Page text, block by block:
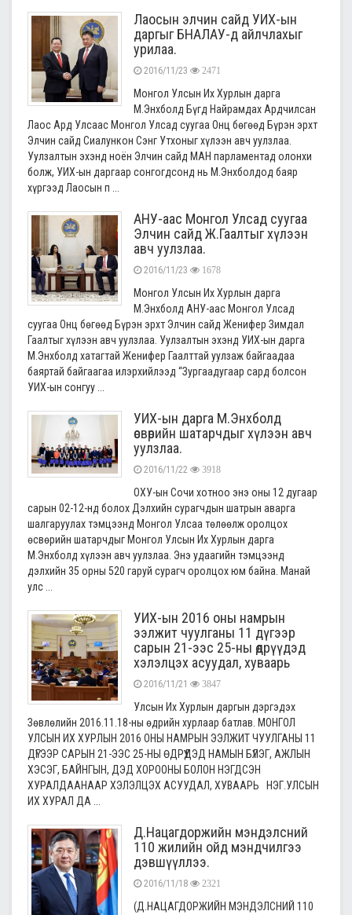
Лаосын элчин сайд УИХ-ын
даргыг БНАЛАУ-д айлчлахыг
урилаа.
2016/11/23 2471
Монгол Улсын Их Хурлын дарга
М.Энхболд Бүгд Найрамдах Ардчилсан
Лаос Ард Улсаас Монгол Улсад суугаа Онц бөгөөд Бүрэн эрхт
Элчин сайд Сиалункон Сэнг Утхоныг хүлээн авч уулзлаа.
Уулзалтын эхэнд ноён Элчин сайд МАН парламентад олонхи
болж, УИХ-ын даргаар сонгогдсонд нь М.Энхболдод баяр
хүргээд Лаосын п ...
АНУ-аас Монгол Улсад суугаа
Элчин сайд Ж.Гаалтыг хүлээн
авч уулзлаа.
2016/11/23 1678
Монгол Улсын Их Хурлын дарга
М.Энхболд АНУ-аас Монгол Улсад
суугаа Онц бөгөөд Бүрэн эрхт Элчин сайд Женифер Зимдал
Гаалтыг хүлээн авч уулзлаа. Уулзалтын эхэнд УИХ-ын дарга
М.Энхболд хатагтай Женифер Гаалттай уулзаж байгаадаа
баяртай байгаагаа илэрхийлээд “Зургаадугаар сард болсон
УИХ-ын сонгуу ...
УИХ-ын дарга М.Энхболд
өсвөрийн шатарчдыг хүлээн авч
уулзлаа.
2016/11/22 3918
ОХУ-ын Сочи хотноо энэ оны 12 дугаар
сарын 02-12-нд болох Дэлхийн сурагчдын шатрын аварга
шалгаруулах тэмцээнд Монгол Улсаа төлөөлж оролцох
өсвөрийн шатарчдыг Монгол Улсын Их Хурлын дарга
М.Энхболд хүлээн авч уулзлаа. Энэ удаагийн тэмцээнд
дэлхийн 35 орны 520 гаруй сурагч оролцох юм байна. Манай
улс ...
УИХ-ын 2016 оны намрын
ээлжит чуулганы 11 дүгээр
сарын 21-ээс 25-ны өдрүүдэд
хэлэлцэх асуудал, хуваарь
2016/11/21 3847
Улсын Их Хурлын даргын дэргэдэх
Зөвлөлийн 2016.11.18-ны өдрийн хурлаар батлав. МОНГОЛ
УЛСЫН ИХ ХУРЛЫН 2016 ОНЫ НАМРЫН ЭЭЛЖИТ ЧУУЛГАНЫ 11
ДҮГЭЭР САРЫН 21-ЭЭС 25-НЫ ӨДРҮҮДЭД НАМЫН БҮЛЭГ, АЖЛЫН
ХЭСЭГ, БАЙНГЫН, ДЭД ХОРООНЫ БОЛОН НЭГДСЭН
ХУРАЛДААНААР ХЭЛЭЛЦЭХ АСУУДАЛ, ХУВААРЬ НЭГ.УЛСЫН
ИХ ХУРАЛ ДА ...
Д.Нацагдоржийн мэндэлсний
110 жилийн ойд мэндчилгээ
дэвшүүллээ.
2016/11/18 2321
(Д.НАЦАГДОРЖИЙН МЭНДЭЛСНИЙ 110